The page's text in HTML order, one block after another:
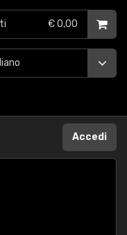
€ 0,00
Accedi